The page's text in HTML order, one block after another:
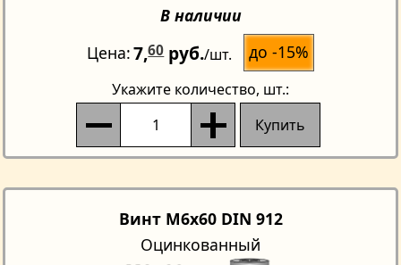
В наличии
Цена 7,60руб./шт. до -15%
Укажите количество, шт.:
Купить
Винт M6x60 DIN 912
Оцинкованный